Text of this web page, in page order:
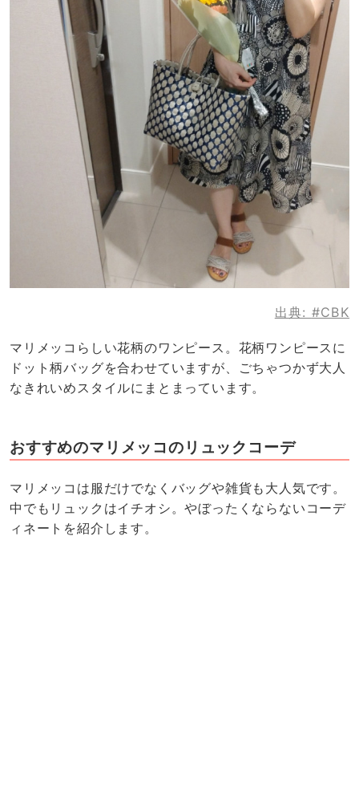
出典: #CBK
マリメッコらしい花柄のワンピース。花柄ワンピースに
ドット柄バッグを合わせていますが、ごちゃつかず大人
なきれいめスタイルにまとまっています。
おすすめのマリメッコのリュックコーデ
マリメッコは服だけでなくバッグや雑貨も大人気です。
中でもリュックはイチオシ。やぼったくならないコーデ
ィネートを紹介します。